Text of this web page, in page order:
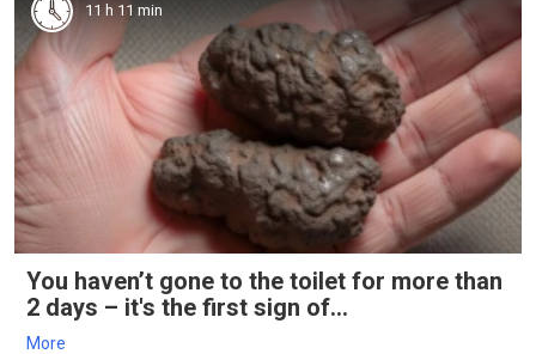
11 h 11 min
You haven’t gone to the toilet for more than
2 days – it's the first sign of...
More